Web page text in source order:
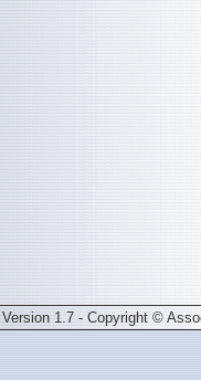
Version 1.7 - Copyright ©